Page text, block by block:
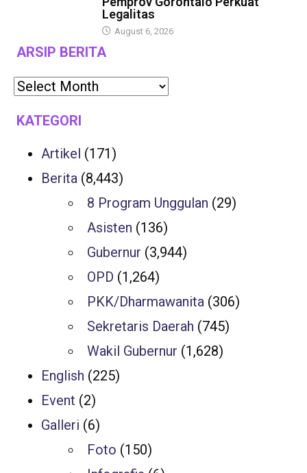
Legalitas
August 6, 2026
ARSIP BERITA
KATEGORI
Artikel (171)
Berita (8,443)
8 Program Unggulan (29)
Asisten (136)
Gubernur (3,944)
OPD (1,264)
PKK/Dharmawanita (306)
Sekretaris Daerah (745)
Wakil Gubernur (1,628)
English (225)
Event (2)
Galleri (6)
Foto (150)